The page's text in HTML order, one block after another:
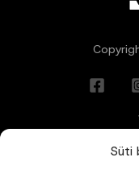
Süti